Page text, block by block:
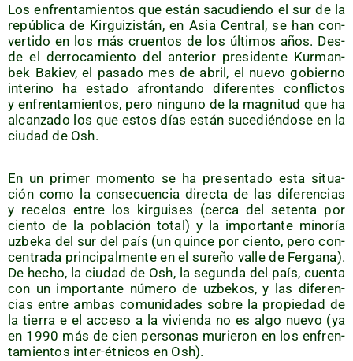
Los enfren­ta­mien­tos que están sacu­dien­do el sur de la
repú­bli­ca de Kir­gui­zis­tán, en Asia Cen­tral, se han con­
ver­ti­do en los más cruen­tos de los últi­mos años. Des­
de el derro­ca­mien­to del ante­rior pre­si­den­te Kur­man­
bek Bakiev, el pasa­do mes de abril, el nue­vo gobierno
inte­ri­no ha esta­do afron­tan­do dife­ren­tes con­flic­tos
y enfren­ta­mien­tos, pero nin­guno de la mag­ni­tud que ha
alcan­za­do los que estos días están suce­dién­do­se en la
ciu­dad de Osh.
En un pri­mer momen­to se ha pre­sen­ta­do esta situa­
ción como la con­se­cuen­cia direc­ta de las dife­ren­cias
y rece­los entre los kir­gui­ses (cer­ca del seten­ta por
cien­to de la pobla­ción total) y la impor­tan­te mino­ría
uzbe­ka del sur del país (un quin­ce por cien­to, pero con­
cen­tra­da prin­ci­pal­men­te en el sure­ño valle de Fer­ga­na).
De hecho, la ciu­dad de Osh, la segun­da del país, cuen­ta
con un impor­tan­te núme­ro de uzbe­kos, y las dife­ren­
cias entre ambas comu­ni­da­des sobre la pro­pie­dad de
la tie­rra e el acce­so a la vivien­da no es algo nue­vo (ya
en 1990 más de cien per­so­nas murie­ron en los enfren­
ta­mien­tos inter-étni­cos en Osh).